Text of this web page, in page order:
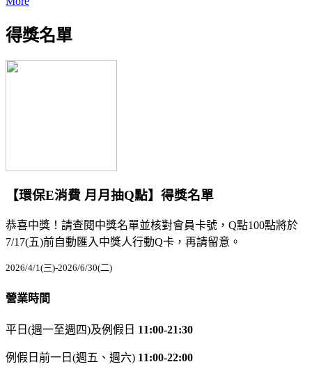
得獎名單
【環保E消費 月月抽Q點】得獎名單
恭喜中獎！請查閱中獎名單並核對會員卡號，Q點100點將於
7/17(五)前自動匯入中獎人行動Q卡，再請留意。
2026/4/1(三)-2026/6/30(二)
營業時間
平日(週一至週四)及例假日 11:00-21:30
例假日前一日(週五、週六) 11:00-22:00